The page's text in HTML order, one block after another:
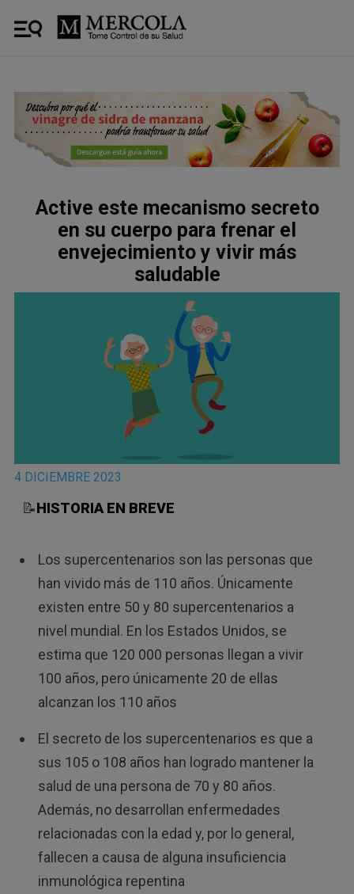
Active este mecanismo secreto
en su cuerpo para frenar el
envejecimiento y vivir más
saludable
4 DICIEMBRE 2023
📝HISTORIA EN BREVE
Los supercentenarios son las personas que
han vivido más de 110 años. Únicamente
existen entre 50 y 80 supercentenarios a
nivel mundial. En los Estados Unidos, se
estima que 120 000 personas llegan a vivir
100 años, pero únicamente 20 de ellas
alcanzan los 110 años
El secreto de los supercentenarios es que a
sus 105 o 108 años han logrado mantener la
salud de una persona de 70 y 80 años.
Además, no desarrollan enfermedades
relacionadas con la edad y, por lo general,
fallecen a causa de alguna insuficiencia
inmunológica repentina